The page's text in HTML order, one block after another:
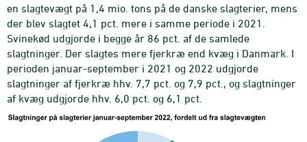
en slagtevægt på 1,4 mio. tons på de danske slagterier, mens
der blev slagtet 4,1 pct. mere i samme periode i 2021.
Svinekød udgjorde i begge år 86 pct. af de samlede
slagtninger. Der slagtes mere fjerkræ end kvæg i Danmark. I
perioden januar-september i 2021 og 2022 udgjorde
slagtninger af fjerkræ hhv. 7,7 pct. og 7,9 pct., og slagtninger
af kvæg udgjorde hhv. 6,0 pct. og 6,1 pct.